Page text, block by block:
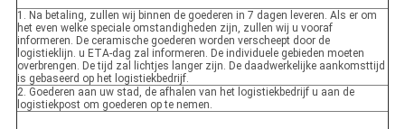
1. Na betaling, zullen wij binnen de goederen in 7 dagen leveren. Als er om
het even welke speciale omstandigheden zijn, zullen wij u vooraf
informeren. De ceramische goederen worden verscheept door de
logistieklijn. u ETA-dag zal informeren. De individuele gebieden moeten
overbrengen. De tijd zal lichtjes langer zijn. De daadwerkelijke aankomsttijd
is gebaseerd op het logistiekbedrijf.
2. Goederen aan uw stad, de afhalen van het logistiekbedrijf u aan de
logistiekpost om goederen op te nemen.